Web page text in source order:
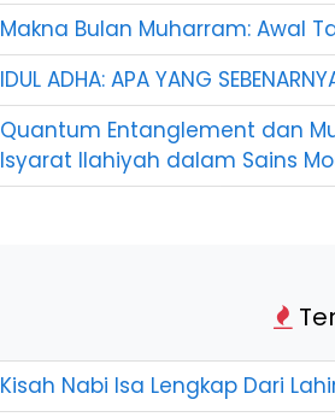
Makna Bulan Muharram: Awal
IDUL ADHA: APA YANG
Quantum Entanglement dan
Isyarat Ilahiyah dalam Sains
Kisah Nabi Isa Lengkap Dari